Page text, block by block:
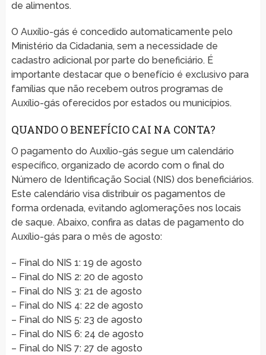
de alimentos.
O Auxílio-gás é concedido automaticamente pelo
Ministério da Cidadania, sem a necessidade de
cadastro adicional por parte do beneficiário. É
importante destacar que o benefício é exclusivo para
famílias que não recebem outros programas de
Auxílio-gás oferecidos por estados ou municípios.
QUANDO O BENEFÍCIO CAI NA CONTA?
O pagamento do Auxílio-gás segue um calendário
específico, organizado de acordo com o final do
Número de Identificação Social (NIS) dos beneficiários.
Este calendário visa distribuir os pagamentos de
forma ordenada, evitando aglomerações nos locais
de saque. Abaixo, confira as datas de pagamento do
Auxílio-gás para o mês de agosto:
– Final do NIS 1: 19 de agosto
– Final do NIS 2: 20 de agosto
– Final do NIS 3: 21 de agosto
– Final do NIS 4: 22 de agosto
– Final do NIS 5: 23 de agosto
– Final do NIS 6: 24 de agosto
– Final do NIS 7: 27 de agosto